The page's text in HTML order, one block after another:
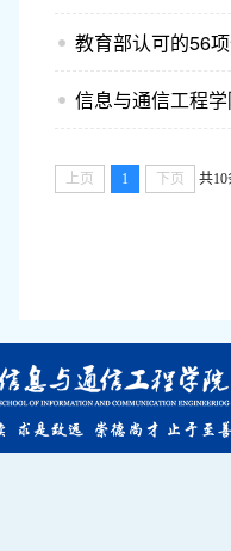
教育部认可的56
信息与通信工程
上页 1 下页 共10